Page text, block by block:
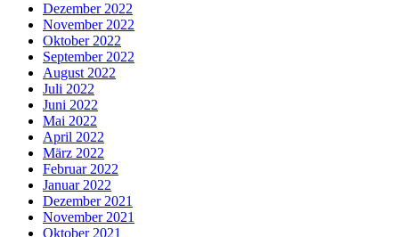
Dezember 2022
November 2022
Oktober 2022
September 2022
August 2022
Juli 2022
Juni 2022
Mai 2022
April 2022
März 2022
Februar 2022
Januar 2022
Dezember 2021
November 2021
Oktober 2021